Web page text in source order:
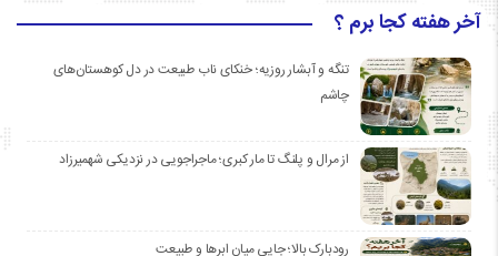
آخر هفته کجا برم ؟
تنگه و آبشار روزیه؛ خنکای ناب طبیعت در دل کوهستان‌های
چاشم
از مرال و پلنگ تا مار کبری؛ ماجراجویی در نزدیکی شهمیرزاد
رودبارک بالا؛ جایی میان ابرها و طبیعت